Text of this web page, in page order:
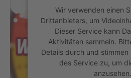
Wir verwenden einen
Drittanbieters, um
Dieser Service kann
Aktivitäten sammeln.
Details durch und
des Service zu, um
anzusehen.